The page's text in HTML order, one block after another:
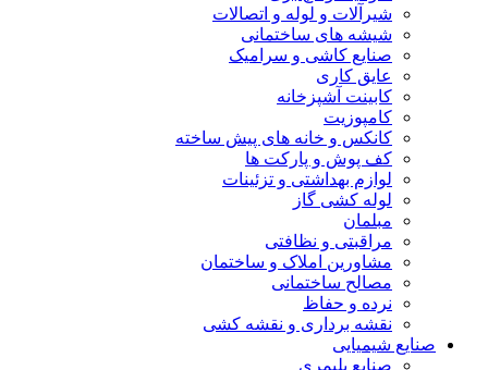
شیرآلات و لوله و اتصالات
شیشه های ساختمانی
صنایع کاشی و سرامیک
عایق کاری
کابینت آشپزخانه
کامپوزیت
کانکس و خانه های پیش ساخته
کف پوش و پارکت ها
لوازم بهداشتی و تزئینات
لوله کشی گاز
مبلمان
مراقبتی و نظافتی
مشاورین املاک و ساختمان
مصالح ساختمانی
نرده و حفاظ
نقشه برداری و نقشه کشی
صنایع شیمیایی
صنایع پلیمری